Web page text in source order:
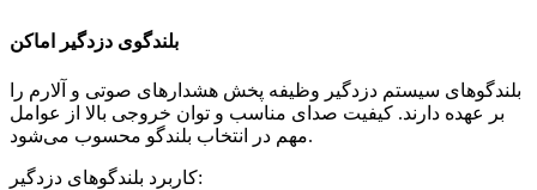
بلندگوی دزدگیر اماکن
بلندگوهای سیستم دزدگیر وظیفه پخش هشدارهای صوتی و آلارم را
بر عهده دارند. کیفیت صدای مناسب و توان خروجی بالا از عوامل
مهم در انتخاب بلندگو محسوب می‌شود.
کاربرد بلندگوهای دزدگیر: